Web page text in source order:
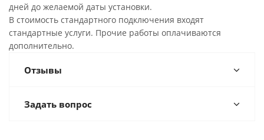
дней до желаемой даты установки.
В стоимость стандартного подключения входят
стандартные услуги. Прочие работы оплачиваются
дополнительно.
Отзывы
Задать вопрос